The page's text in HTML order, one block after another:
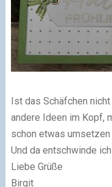
Ist das Schäfchen
andere Ideen im Kopf,
schon etwas
Und da entschwinde ich
Liebe Grüße
Birgit